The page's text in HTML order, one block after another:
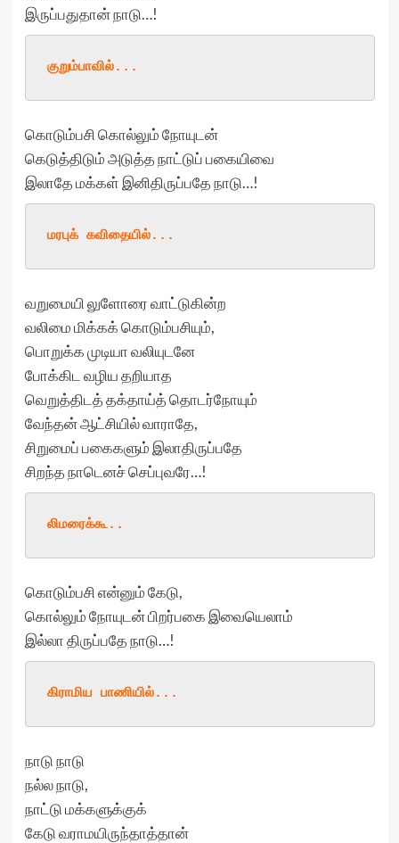
இருப்பதுதான் நாடு…!
குறும்பாவில்...
கொடும்பசி கொல்லும் நோயுடன்
கெடுத்திடும் அடுத்த நாட்டுப் பகையிவை
இலாதே மக்கள் இனிதிருப்பதே நாடு…!
மரபுக் கவிதையில்...
வறுமையி லுளோரை வாட்டுகின்ற
வலிமை மிக்கக் கொடும்பசியும்,
பொறுக்க முடியா வலியுடனே
போக்கிட வழிய தறியாத
வெறுத்திடத் தக்தாய்த் தொடர்நோயும்
வேந்தன் ஆட்சியில் வாராதே,
சிறுமைப் பகைகளும் இலாதிருப்பதே
சிறந்த நாடெனச் செப்புவரே…!
லிமரைக்கூ..
கொடும்பசி என்னும் கேடு,
கொல்லும் நோயுடன் பிறர்பகை இவையெலாம்
இல்லா திருப்பதே நாடு…!
கிராமிய பாணியில்...
நாடு நாடு
நல்ல நாடு,
நாட்டு மக்களுக்குக்
கேடு வராமயிருந்தாத்தான்